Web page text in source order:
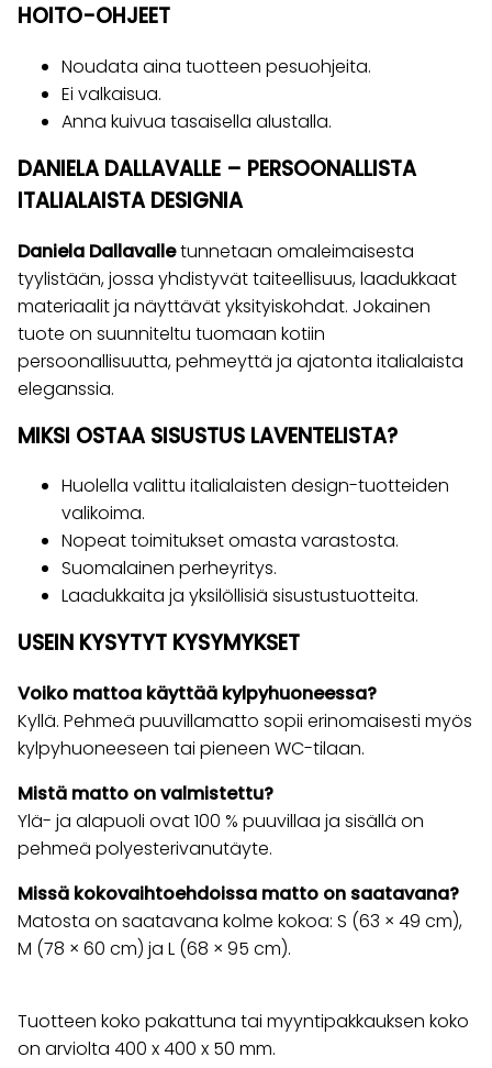
HOITO-OHJEET
Noudata aina tuotteen pesuohjeita.
Ei valkaisua.
Anna kuivua tasaisella alustalla.
DANIELA DALLAVALLE – PERSOONALLISTA
ITALIALAISTA DESIGNIA
Daniela Dallavalletunnetaan omaleimaisesta
tyylistään, jossa yhdistyvät taiteellisuus, laadukkaat
materiaalit ja näyttävät yksityiskohdat. Jokainen
tuote on suunniteltu tuomaan kotiin
persoonallisuutta, pehmeyttä ja ajatonta italialaista
eleganssia.
MIKSI OSTAA SISUSTUS LAVENTELISTA?
Huolella valittu italialaisten design-tuotteiden
valikoima.
Nopeat toimitukset omasta varastosta.
Suomalainen perheyritys.
Laadukkaita ja yksilöllisiä sisustustuotteita.
USEIN KYSYTYT KYSYMYKSET
Voiko mattoa käyttää kylpyhuoneessa?
Kyllä. Pehmeä puuvillamatto sopii erinomaisesti myös
kylpyhuoneeseen tai pieneen WC-tilaan.
Mistä matto on valmistettu?
Ylä- ja alapuoli ovat 100 % puuvillaa ja sisällä on
pehmeä polyesterivanutäyte.
Missä kokovaihtoehdoissa matto on saatavana?
Matosta on saatavana kolme kokoa: S (63 × 49 cm),
M (78 × 60 cm) ja L (68 × 95 cm).
Tuotteen koko pakattuna tai myyntipakkauksen koko
on arviolta 400 x 400 x 50 mm.